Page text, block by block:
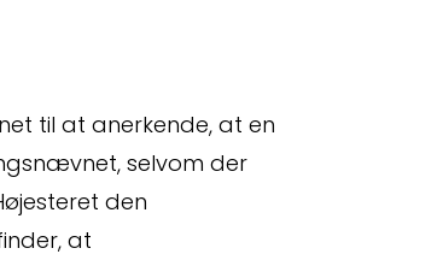
til at anerkende, at en
selvom der
den
at